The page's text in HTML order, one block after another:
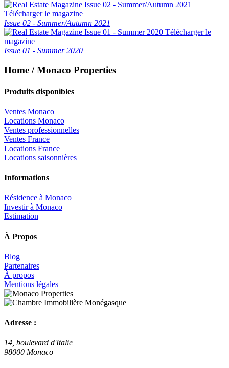
Télécharger le magazine
Issue 02 - Summer/Autumn 2021
Télécharger le
magazine
Issue 01 - Summer 2020
Home / Monaco Properties
Produits disponibles
Ventes Monaco
Locations Monaco
Ventes professionnelles
Ventes France
Locations France
Locations saisonnières
Informations
Résidence à Monaco
Investir à Monaco
Estimation
À Propos
Blog
Partenaires
À propos
Mentions légales
Adresse :
14, boulevard d'Italie
98000 Monaco